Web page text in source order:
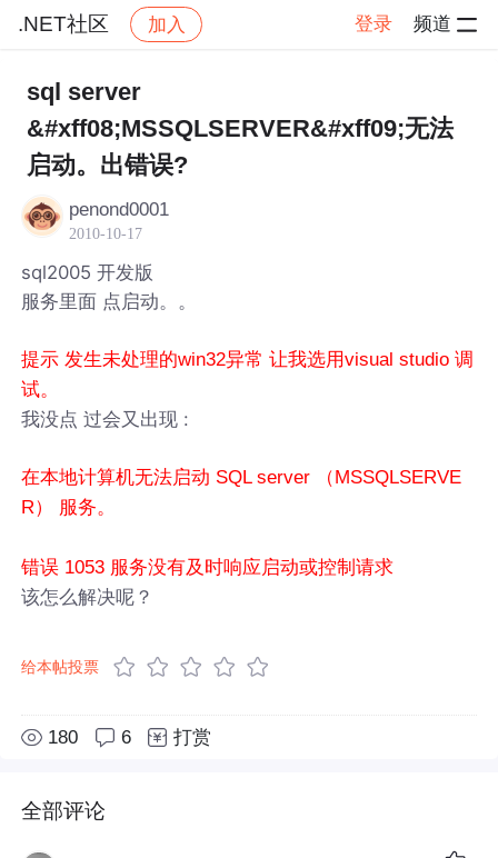
.NET社区 加入 登录 频道
社区
sql server
&#xff08;MSSQLSERVER&#xff09;无法
启动。出错误?
penond0001
2010-10-17
sql2005 开发版
服务里面 点启动。。
提示 发生未处理的win32异常 让我选用visual studio 调
试。
我没点 过会又出现 :
在本地计算机无法启动 SQL server （MSSQLSERVE
R） 服务。
错误 1053 服务没有及时响应启动或控制请求
该怎么解决呢？
给本帖投票
180 6 打赏
全部评论